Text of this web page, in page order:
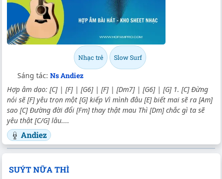
Nhạc trẻ Slow Surf
Sáng tác: Ns Andiez
Hợp âm dạo: [C] | [F] | [G6] | [F] | [Dm7] | [G6] | [G] 1. [C] Đừng
nói sẽ [F] yêu trọn một [G] kiếp Vì mình đâu [E] biết mai sẽ ra [Am]
sao [C] Đường đời đổi [Fm] thay thật mau Thì [Dm] chắc gì ta sẽ
yêu thật [C/G] lâu....
Andiez
SUÝT NỮA THÌ